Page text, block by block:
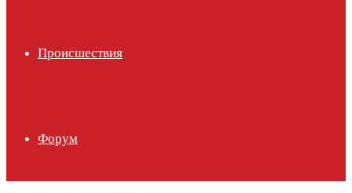
Происшествия
Форум